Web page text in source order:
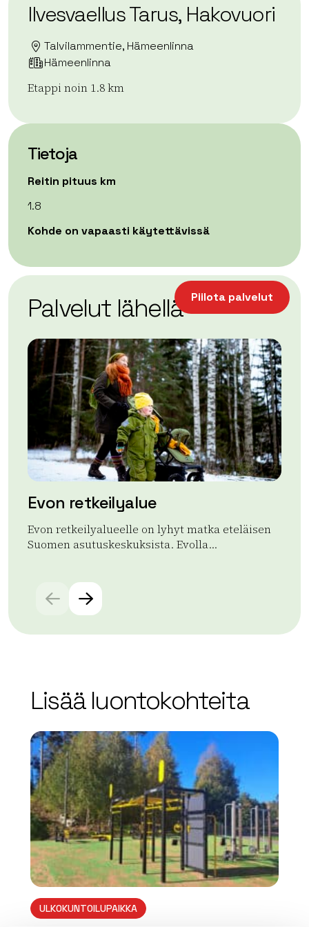
Ilvesvaellus Tarus, Hakovuori
Talvilammentie, Hämeenlinna
Hämeenlinna
Etappi noin 1.8 km
Tietoja
Reitin pituus km
1.8
Kohde on vapaasti käytettävissä
−
Leaflet| ©OpenStreetMap
Piilota palvelut
Palvelut lähellä
Evon retkeilyalue
Evon retkeilyalueelle on lyhyt matka eteläisen
Suomen asutuskeskuksista. Evolla...
Lisää luontokohteita
array(0) { }
ULKOKUNTOILUPAIKKA